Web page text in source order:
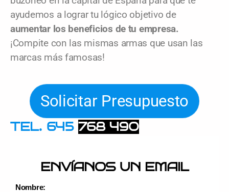
ayudemos a lograr tu lógico objetivo de
aumentar los beneficios de tu empresa.
¡Compite con las mismas armas que usan las
marcas más famosas!
Solicitar Presupuesto
TEL. 645 768 490
ENVÍANOS UN EMAIL
Nombre: